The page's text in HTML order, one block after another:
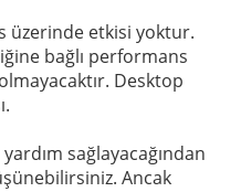
üzerinde etkisi yoktur.
bağlı performans
Desktop
sağlayacağından
Ancak